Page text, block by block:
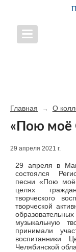
Главная → О
«Пою моё
29 апреля 2021 г.
29 апреля в
состоялся
песни «Пою моё
целях
творческого
творческой
музыкальную
принимали
воспитанники
Челябинской